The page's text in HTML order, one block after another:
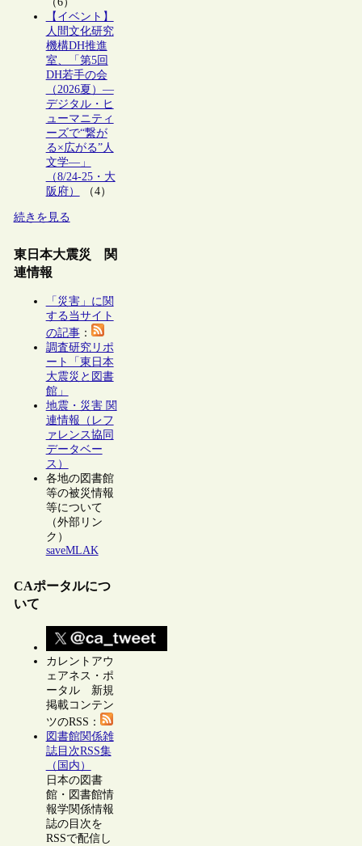
【イベント】
人間文化研究
機構DH推進
室、「第5回
DH若手の会
（2026夏）―
デジタル・ヒ
ューマニティ
ーズで“繋が
る×広がる”人
文学―」
（8/24-25・大
阪府）
（4）
続きを見る
東日本大震災 関
連情報
「災害」に関
する当サイト
の記事：
調査研究リポ
ート「東日本
大震災と図書
館」
地震・災害 関
連情報（レフ
ァレンス協同
データベー
ス）
各地の図書館
等の被災情報
等について
（外部リン
ク）
saveMLAK
CAポータルにつ
いて
カレントアウ
ェアネス・ポ
ータル 新規
掲載コンテン
ツのRSS：
図書館関係雑
誌目次RSS集
（国内）
日本の図書
館・図書館情
報学関係情報
誌の目次を
RSSで配信し